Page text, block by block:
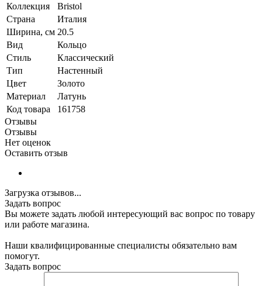
Коллекция
Bristol
Страна
Италия
Ширина, см 20.5
Вид
Кольцо
Стиль
Классический
Тип
Настенный
Цвет
Золото
Материал
Латунь
Код товара
161758
Отзывы
Отзывы
Нет оценок
Оставить отзыв
Загрузка отзывов...
Задать вопрос
Вы можете задать любой интересующий вас вопрос по товару
или работе магазина.
Наши квалифицированные специалисты обязательно вам
помогут.
Задать вопрос